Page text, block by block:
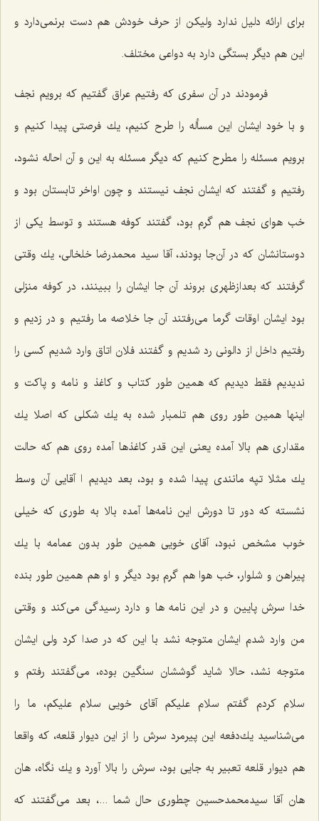
برای ارائه دلیل ندارد ولیكن از حرف خودش هم دست برنمی‌دارد و
این هم دیگر بستگی دارد به دواعی مختلف.
فرمودند در آن سفری كه رفتیم عراق گفتیم كه برویم نجف
و با خود ایشان این مسأله را طرح كنیم، یك فرصتی پیدا كنیم و
برویم مسئله را مطرح كنیم كه دیگر مسئله به این و آن احاله نشود،
رفتیم و گفتند كه ایشان نجف نیستند و چون اواخر تابستان بود و
خب هوای نجف هم گرم بود، گفتند كوفه هستند و توسط یكی از
دوستانشان كه در آن‌جا بودند، آقا سید محمدرضا خلخالی، یك وقتی
گرفتند كه بعدازظهری بروند آن جا ایشان را ببینند، در كوفه منزلی
بود ایشان اوقات گرما می‌رفتند آن جا خلاصه ما رفتیم و در زدیم و
رفتیم داخل از دالونی رد شدیم و گفتند فلان اتاق وارد شدیم كسی را
ندیدیم فقط دیدیم كه همین طور كتاب و كاغذ و نامه و پاكت و
اینها همین طور روی هم تلمبار شده به یك شكلی كه اصلا یك
مقداری هم بالا آمده یعنی این قدر كاغذها آمده روی هم كه حالت
یك مثلا تپه مانندی پیدا شده و بود، بعد دیدیم ا آقایی آن وسط
نشسته كه دور تا دورش این نامه‌ها آمده بالا به طوری كه خیلی
خوب مشخص نبود، آقای خویی همین طور بدون عمامه با یك
پیراهن و شلوار، خب هوا هم گرم بود دیگر و او هم همین طور بنده
خدا سرش پایین و در این نامه ها و دارد رسیدگی می‌كند و وقتی
من وارد شدم ایشان متوجه نشد با این كه در صدا كرد ولی ایشان
متوجه نشد، حالا شاید گوششان سنگین بوده، می‌گفتند رفتم و
سلام كردم گفتم سلام علیكم آقای خویی سلام علیكم، ما را
می‌شناسید یك‌دفعه این پیرمرد سرش را از این دیوار قلعه، كه واقعا
هم دیوار قلعه تعبیر به جایی بود، سرش را بالا آورد و یك نگاه، هان
هان آقا سیدمحمدحسین چطوری حال شما ...، بعد می‌گفتند كه